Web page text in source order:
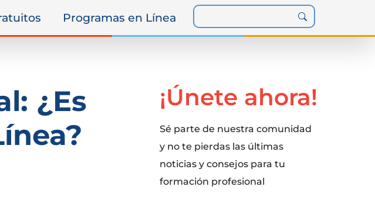
Programas en Línea
¿Es
¡Únete ahora!
Sé parte de nuestra comunidad
y no te pierdas las últimas
noticias y consejos para tu
formación profesional